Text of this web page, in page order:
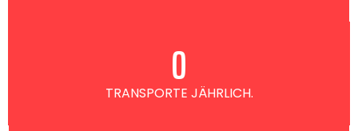
TRANSPORTE JÄHRLICH.
0